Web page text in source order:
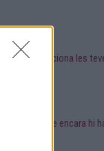
o condiciona les
és que encara hi